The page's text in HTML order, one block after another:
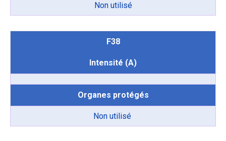
Non utilisé
F38
Intensité (A)
Organes protégés
Non utilisé